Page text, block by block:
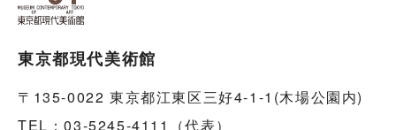
東京都現代美術館
〒135-0022 東京都江東区三好4-1-1(木場公園内)
TEL：03-5245-4111（代表）